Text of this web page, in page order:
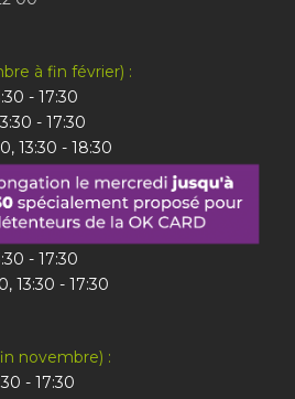
à fin février) :
- 17:30
- 17:30
13:30 - 18:30
- 17:30
13:30 - 17:30
novembre) :
- 17:30